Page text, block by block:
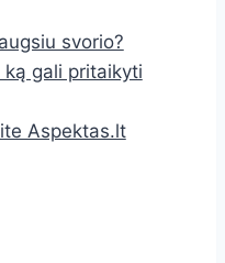
svorio?
gali pritaikyti
Aspektas.lt